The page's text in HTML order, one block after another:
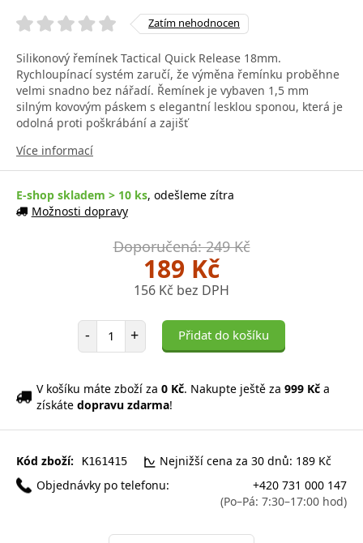
Zatím nehodnocen
Silikonový řemínek Tactical Quick Release 18mm.
Rychloupínací systém zaručí, že výměna řemínku proběhne
velmi snadno bez nářadí. Řemínek je vybaven 1,5 mm
silným kovovým páskem s elegantní lesklou sponou, která je
odolná proti poškrábání a zajišť
Více informací
E-shop skladem > 10 ks, odešleme zítra
Možnosti dopravy
Doporučená: 249 Kč
189 Kč
156 Kč bez DPH
- Počet položek
+ Přidat do košíku
V košíku máte zboží za 0 Kč. Nakupte ještě za 999 Kč a
získáte dopravu zdarma!
Kód zboží: K161415
Nejnižší cena za 30 dnů: 189 Kč
Objednávky po telefonu:
+420 731 000 147
(Po–Pá: 7:30–17:00 hod)